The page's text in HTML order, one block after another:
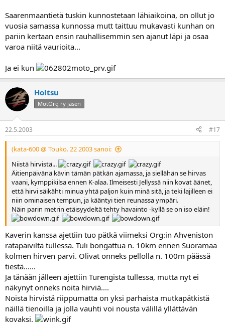
Saarenmaantietä tuskin kunnostetaan lähiaikoina, on ollut jo
vuosia samassa kunnossa mutt taittuu mukavasti kunhan on
pariin kertaan ensin rauhallisemmin sen ajanut läpi ja osaa
varoa niitä vaurioita...
Ja ei kun
Holtsu
MotOrg ry jäsen
22.5.2003 #17
(kata-600 @ Touko. 22 2003 sanoi:
Niistä hirvistä...
Äitienpäivänä kävin tämän pätkän ajamassa, ja siellähän se hirvas
vaani, kymppikilsa ennen K-alaa. Ilmeisesti Jellyssä niin kovat äänet,
että hirvi säikähti minua yhtä paljon kuin minä sitä, ja teki lajilleen ei
niin ominaisen tempun, ja kääntyi tien reunassa ympäri.
Näin parin metrin etäisyydeltä tehty havainto -kyllä se on iso eläin!
Kaverin kanssa ajettiin tuo pätkä viimeksi Org:in Ahveniston
ratapäiviltä tullessa. Tuli bongattua n. 10km ennen Suoramaa
kolmen hirven parvi. Olivat onneks pellolla n. 100m päässä
tiestä......
Ja tänään jälleen ajettiin Turengista tullessa, mutta nyt ei
näkynyt onneks noita hirviä....
Noista hirvistä riippumatta on yksi parhaista mutkapätkistä
näillä tienoilla ja jolla vauhti voi nousta välillä yllättävän
kovaksi.